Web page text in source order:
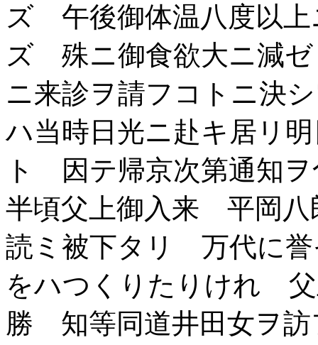
ズ 午後御体温八度以上
ズ 殊ニ御食欲大ニ減
ニ来診ヲ請フコトニ決
ハ当時日光ニ赴キ居リ
ト 因テ帰京次第通知
半頃父上御入来 平岡八
読ミ被下タリ 万代に誉
をハつくりたりけれ
勝 知等同道井田女ヲ